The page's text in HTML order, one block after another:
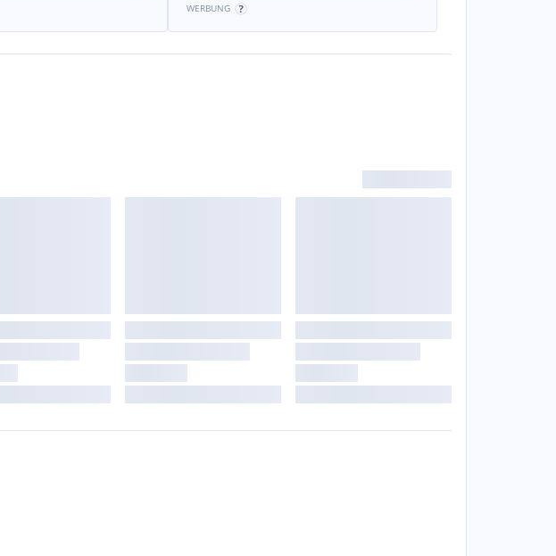
Anzeige (APS Plus)
WERBUNG